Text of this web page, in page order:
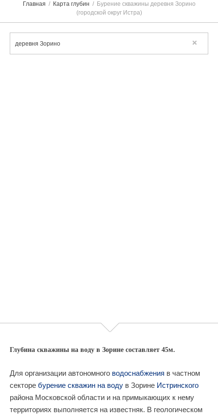
Главная Карта глубин
Бурение скважины деревня Зорино
(городской округ Истра)
Глубина скважины на воду в Зорине составляет 45м.
Для организации автономного водоснабжения в частном
секторе бурение скважин на воду в Зорине Истринского
района Московской области и на примыкающих к нему
территориях выполняется на известняк. В геологическом